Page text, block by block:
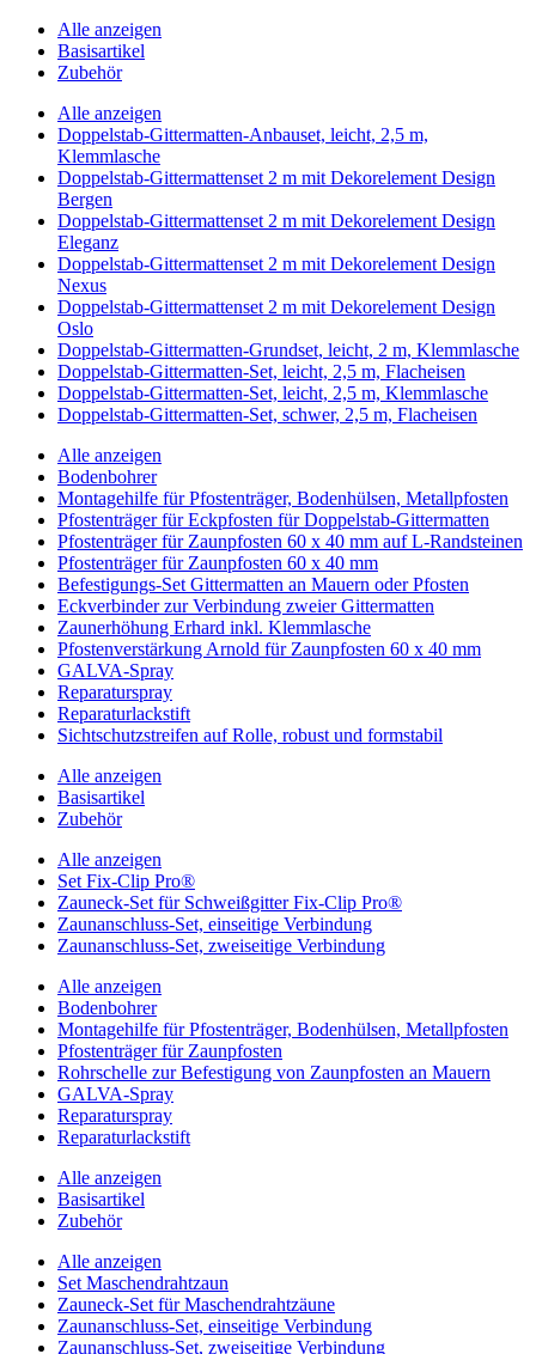
Alle anzeigen
Basisartikel
Zubehör
Alle anzeigen
Doppelstab-Gittermatten-Anbauset, leicht, 2,5 m,
Klemmlasche
Doppelstab-Gittermattenset 2 m mit Dekorelement Design
Bergen
Doppelstab-Gittermattenset 2 m mit Dekorelement Design
Eleganz
Doppelstab-Gittermattenset 2 m mit Dekorelement Design
Nexus
Doppelstab-Gittermattenset 2 m mit Dekorelement Design
Oslo
Doppelstab-Gittermatten-Grundset, leicht, 2 m, Klemmlasche
Doppelstab-Gittermatten-Set, leicht, 2,5 m, Flacheisen
Doppelstab-Gittermatten-Set, leicht, 2,5 m, Klemmlasche
Doppelstab-Gittermatten-Set, schwer, 2,5 m, Flacheisen
Alle anzeigen
Bodenbohrer
Montagehilfe für Pfostenträger, Bodenhülsen, Metallpfosten
Pfostenträger für Eckpfosten für Doppelstab-Gittermatten
Pfostenträger für Zaunpfosten 60 x 40 mm auf L-Randsteinen
Pfostenträger für Zaunpfosten 60 x 40 mm
Befestigungs-Set Gittermatten an Mauern oder Pfosten
Eckverbinder zur Verbindung zweier Gittermatten
Zaunerhöhung Erhard inkl. Klemmlasche
Pfostenverstärkung Arnold für Zaunpfosten 60 x 40 mm
GALVA-Spray
Reparaturspray
Reparaturlackstift
Sichtschutzstreifen auf Rolle, robust und formstabil
Alle anzeigen
Basisartikel
Zubehör
Alle anzeigen
Set Fix-Clip Pro®
Zauneck-Set für Schweißgitter Fix-Clip Pro®
Zaunanschluss-Set, einseitige Verbindung
Zaunanschluss-Set, zweiseitige Verbindung
Alle anzeigen
Bodenbohrer
Montagehilfe für Pfostenträger, Bodenhülsen, Metallpfosten
Pfostenträger für Zaunpfosten
Rohrschelle zur Befestigung von Zaunpfosten an Mauern
GALVA-Spray
Reparaturspray
Reparaturlackstift
Alle anzeigen
Basisartikel
Zubehör
Alle anzeigen
Set Maschendrahtzaun
Zauneck-Set für Maschendrahtzäune
Zaunanschluss-Set, einseitige Verbindung
Zaunanschluss-Set, zweiseitige Verbindung